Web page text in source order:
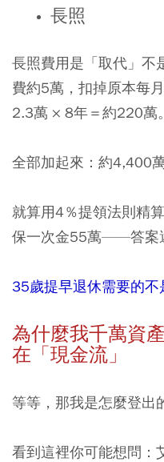
長照
長照費用是「取代」
費約5萬，扣掉原本每
2.3萬 × 8年＝約220萬。
全部加起來：約4,400
就算用4％提領法則精
保一次金55萬——答案
35歲提早退休需要的不
為什麼我千萬資
在「現金流」
等等，那我是怎麼登出
看到這裡你可能想問：